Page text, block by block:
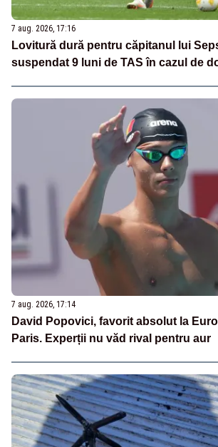
7 aug. 2026, 17:16
Lovitură dură pentru căpitanul lui
suspendat 9 luni de TAS în cazul de
7 aug. 2026, 17:14
David Popovici, favorit absolut la
Paris. Experții nu văd rival pentru aur